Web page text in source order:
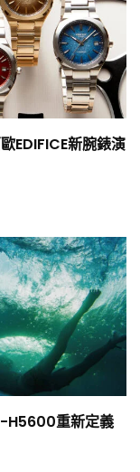
EDIFICE新腕錶演
H5600重新定義